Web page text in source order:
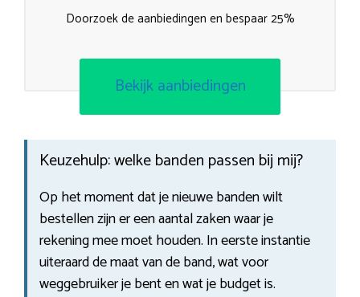
Doorzoek de aanbiedingen en bespaar 25%
Bekijk aanbiedingen
Keuzehulp: welke banden passen bij mij?
Op het moment dat je nieuwe banden wilt
bestellen zijn er een aantal zaken waar je
rekening mee moet houden. In eerste instantie
uiteraard de maat van de band, wat voor
weggebruiker je bent en wat je budget is.